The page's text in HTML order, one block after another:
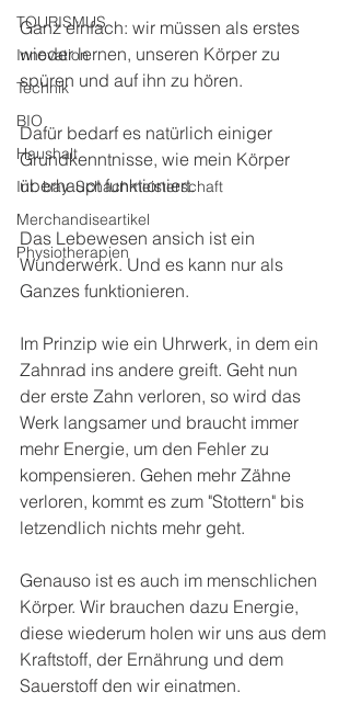
TOURISMUS
Innovation
Technik
BIO
Haushalt
Int. bay. Schachmeisterschaft
Merchandiseartikel
Physiotherapien
Ganz einfach: wir müssen als erstes
wieder lernen, unseren Körper zu
spüren und auf ihn zu hören.
Dafür bedarf es natürlich einiger
Grundkenntnisse, wie mein Körper
überhaupt funktioniert.
Das Lebewesen ansich ist ein
Wunderwerk. Und es kann nur als
Ganzes funktionieren.
Im Prinzip wie ein Uhrwerk, in dem ein
Zahnrad ins andere greift. Geht nun
der erste Zahn verloren, so wird das
Werk langsamer und braucht immer
mehr Energie, um den Fehler zu
kompensieren. Gehen mehr Zähne
verloren, kommt es zum "Stottern" bis
letzendlich nichts mehr geht.
Genauso ist es auch im menschlichen
Körper. Wir brauchen dazu Energie,
diese wiederum holen wir uns aus dem
Kraftstoff, der Ernährung und dem
Sauerstoff den wir einatmen.